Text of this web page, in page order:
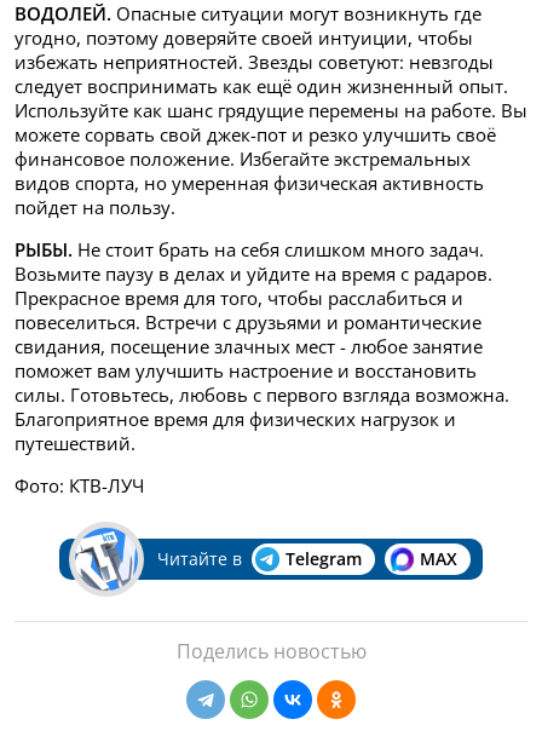
ВОДОЛЕЙ. Опасные ситуации могут возникнуть где
угодно, поэтому доверяйте своей интуиции, чтобы
избежать неприятностей. Звезды советуют: невзгоды
следует воспринимать как ещё один жизненный опыт.
Используйте как шанс грядущие перемены на работе. Вы
можете сорвать свой джек-пот и резко улучшить своё
финансовое положение. Избегайте экстремальных
видов спорта, но умеренная физическая активность
пойдет на пользу.
РЫБЫ. Не стоит брать на себя слишком много задач.
Возьмите паузу в делах и уйдите на время с радаров.
Прекрасное время для того, чтобы расслабиться и
повеселиться. Встречи с друзьями и романтические
свидания, посещение злачных мест - любое занятие
поможет вам улучшить настроение и восстановить
силы. Готовьтесь, любовь с первого взгляда возможна.
Благоприятное время для физических нагрузок и
путешествий.
Фото: КТВ-ЛУЧ
Читайте в Telegram MAX
Поделись новостью